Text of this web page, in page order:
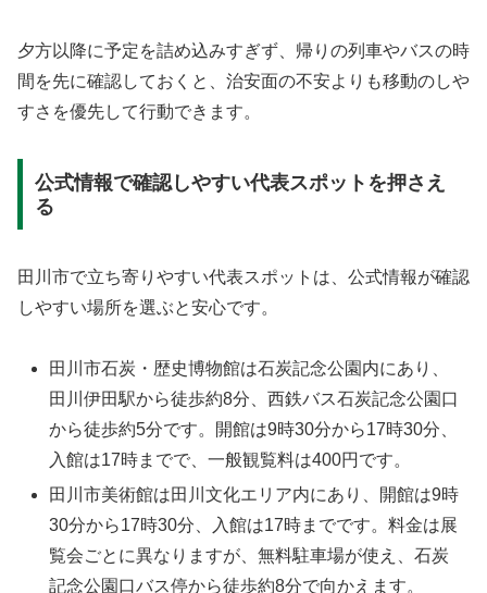
夕方以降に予定を詰め込みすぎず、帰りの列車やバスの時
間を先に確認しておくと、治安面の不安よりも移動のしや
すさを優先して行動できます。
公式情報で確認しやすい代表スポットを押さえ
る
田川市で立ち寄りやすい代表スポットは、公式情報が確認
しやすい場所を選ぶと安心です。
田川市石炭・歴史博物館は石炭記念公園内にあり、
田川伊田駅から徒歩約8分、西鉄バス石炭記念公園口
から徒歩約5分です。開館は9時30分から17時30分、
入館は17時までで、一般観覧料は400円です。
田川市美術館は田川文化エリア内にあり、開館は9時
30分から17時30分、入館は17時までです。料金は展
覧会ごとに異なりますが、無料駐車場が使え、石炭
記念公園口バス停から徒歩約8分で向かえます。